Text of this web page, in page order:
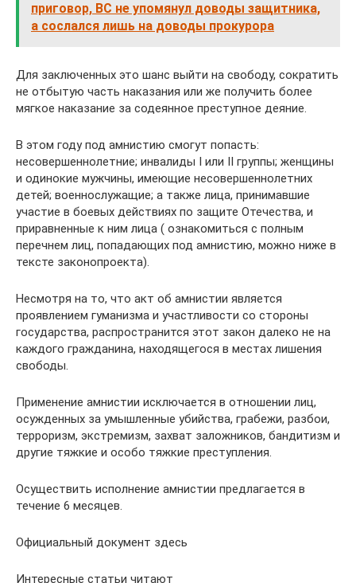
приговор, ВС не упомянул доводы защитника,
а сослался лишь на доводы прокурора
Для заключенных это шанс выйти на свободу, сократить
не отбытую часть наказания или же получить более
мягкое наказание за содеянное преступное деяние.
В этом году под амнистию смогут попасть:
несовершеннолетние; инвалиды I или II группы; женщины
и одинокие мужчины, имеющие несовершеннолетних
детей; военнослужащие; а также лица, принимавшие
участие в боевых действиях по защите Отечества, и
приравненные к ним лица ( ознакомиться с полным
перечнем лиц, попадающих под амнистию, можно ниже в
тексте законопроекта).
Несмотря на то, что акт об амнистии является
проявлением гуманизма и участливости со стороны
государства, распространится этот закон далеко не на
каждого гражданина, находящегося в местах лишения
свободы.
Применение амнистии исключается в отношении лиц,
осужденных за умышленные убийства, грабежи, разбои,
терроризм, экстремизм, захват заложников, бандитизм и
другие тяжкие и особо тяжкие преступления.
Осуществить исполнение амнистии предлагается в
течение 6 месяцев.
Официальный документ здесь
Интересные статьи читают